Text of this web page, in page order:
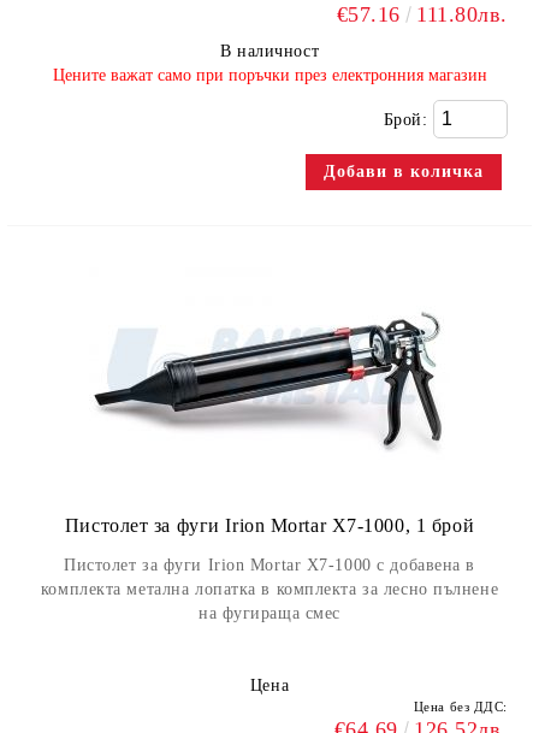
€57.16 111.80лв.
В наличност
​Цените важат само при поръчки през електронния магазин
Брой:
Пистолет за фуги Irion Mortar X7-1000, 1 брой
Пистолет за фуги Irion Mortar X7-1000 с добавена в
комплекта метална лопатка в комплекта за лесно пълнене
на фугираща смес
Цена
Цена без ДДС: